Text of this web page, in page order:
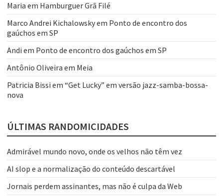
Maria em Hamburguer Grã Filé
Marco Andrei Kichalowskyem Ponto de encontro dos
gaúchos em SP
Andi em Ponto de encontro dos gaúchos em SP
Antônio Oliveira em Meia
Patricia Bissi em “Get Lucky” em versão jazz-samba-bossa-
nova
ÚLTIMAS RANDOMICIDADES
Admirável mundo novo, onde os velhos não têm vez
AI slop e a normalização do conteúdo descartável
Jornais perdem assinantes, mas não é culpa da Web